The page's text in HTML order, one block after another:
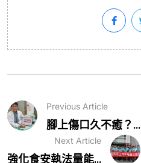
Previous Article
腳上傷口久不癒？...
Next Article
強化食安執法量能...